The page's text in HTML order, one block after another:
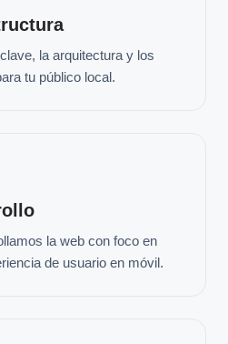
la arquitectura y los
tu público local.
la web con foco en
de usuario en móvil.